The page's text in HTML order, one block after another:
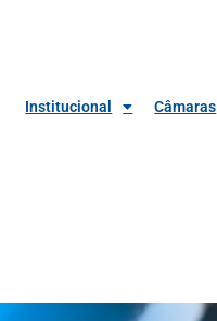
Institucional Câmaras